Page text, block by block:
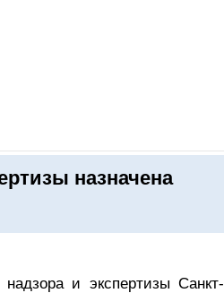
назначена
надзора и экспертизы Санкт-